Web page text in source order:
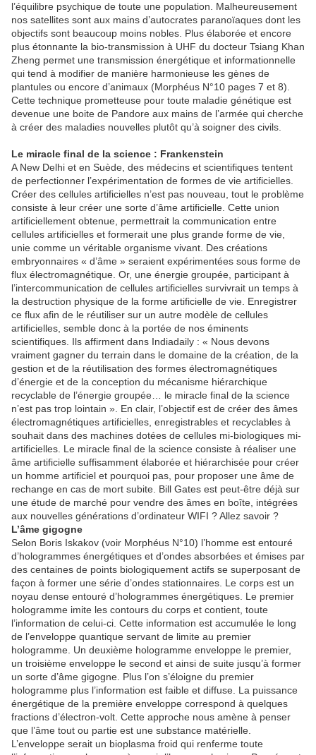
l’équilibre psychique de toute une population. Malheureusement
nos satellites sont aux mains d’autocrates paranoïaques dont les
objectifs sont beaucoup moins nobles. Plus élaborée et encore
plus étonnante la bio-transmission à UHF du docteur Tsiang Khan
Zheng permet une transmission énergétique et informationnelle
qui tend à modifier de manière harmonieuse les gènes de
plantules ou encore d’animaux (Morphéus N°10 pages 7 et 8).
Cette technique prometteuse pour toute maladie génétique est
devenue une boite de Pandore aux mains de l’armée qui cherche
à créer des maladies nouvelles plutôt qu’à soigner des civils.
Le miracle final de la science : Frankenstein
A New Delhi et en Suède, des médecins et scientifiques tentent
de perfectionner l’expérimentation de formes de vie artificielles.
Créer des cellules artificielles n’est pas nouveau, tout le problème
consiste à leur créer une sorte d’âme artificielle. Cette union
artificiellement obtenue, permettrait la communication entre
cellules artificielles et formerait une plus grande forme de vie,
unie comme un véritable organisme vivant. Des créations
embryonnaires « d’âme » seraient expérimentées sous forme de
flux électromagnétique. Or, une énergie groupée, participant à
l’intercommunication de cellules artificielles survivrait un temps à
la destruction physique de la forme artificielle de vie. Enregistrer
ce flux afin de le réutiliser sur un autre modèle de cellules
artificielles, semble donc à la portée de nos éminents
scientifiques. Ils affirment dans Indiadaily : « Nous devons
vraiment gagner du terrain dans le domaine de la création, de la
gestion et de la réutilisation des formes électromagnétiques
d’énergie et de la conception du mécanisme hiérarchique
recyclable de l’énergie groupée… le miracle final de la science
n’est pas trop lointain ». En clair, l’objectif est de créer des âmes
électromagnétiques artificielles, enregistrables et recyclables à
souhait dans des machines dotées de cellules mi-biologiques mi-
artificielles. Le miracle final de la science consiste à réaliser une
âme artificielle suffisamment élaborée et hiérarchisée pour créer
un homme artificiel et pourquoi pas, pour proposer une âme de
rechange en cas de mort subite. Bill Gates est peut-être déjà sur
une étude de marché pour vendre des âmes en boîte, intégrées
aux nouvelles générations d’ordinateur WIFI ? Allez savoir ?
L’âme gigogne
Selon Boris Iskakov (voir Morphéus N°10) l’homme est entouré
d’hologrammes énergétiques et d’ondes absorbées et émises par
des centaines de points biologiquement actifs se superposant de
façon à former une série d’ondes stationnaires. Le corps est un
noyau dense entouré d’hologrammes énergétiques. Le premier
hologramme imite les contours du corps et contient, toute
l’information de celui-ci. Cette information est accumulée le long
de l’enveloppe quantique servant de limite au premier
hologramme. Un deuxième hologramme enveloppe le premier,
un troisième enveloppe le second et ainsi de suite jusqu’à former
un sorte d’âme gigogne. Plus l’on s’éloigne du premier
hologramme plus l’information est faible et diffuse. La puissance
énergétique de la première enveloppe correspond à quelques
fractions d’électron-volt. Cette approche nous amène à penser
que l’âme tout ou partie est une substance matérielle.
L’enveloppe serait un bioplasma froid qui renferme toute